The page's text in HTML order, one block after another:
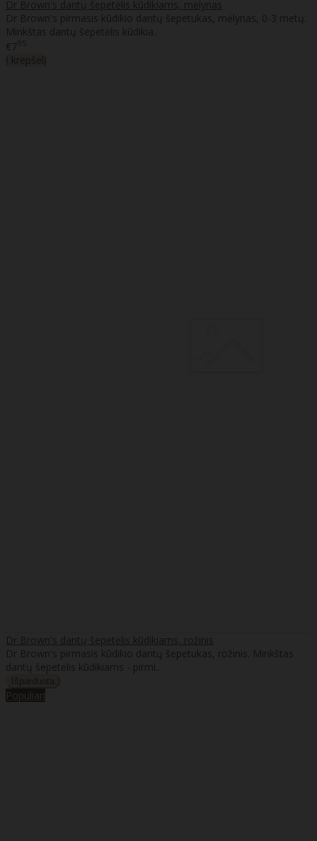
Dr Brown's dantų šepetėlis kūdikiams, mėlynas
Dr Brown's pirmasis kūdikio dantų šepetukas, mėlynas, 0-3 metų.
Minkštas dantų šepetėlis kūdikia..
€795
Dr Brown's dantų šepetėlis kūdikiams, rožinis
Dr Brown's pirmasis kūdikio dantų šepetukas, rožinis. Minkštas
dantų šepetėlis kūdikiams - pirmi..
Populiari